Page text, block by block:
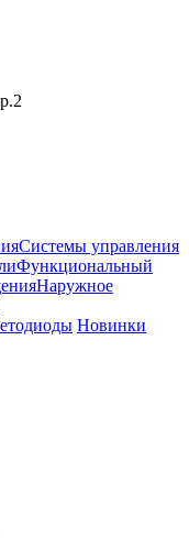
Системы управления
Функциональный
Наружное
Новинки